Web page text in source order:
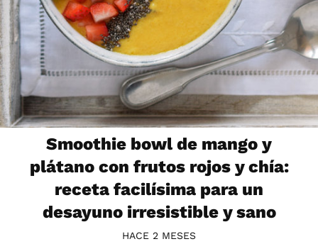
Smoothie bowl de mango y
plátano con frutos rojos y chía:
receta facilísima para un
desayuno irresistible y sano
HACE 2 MESES